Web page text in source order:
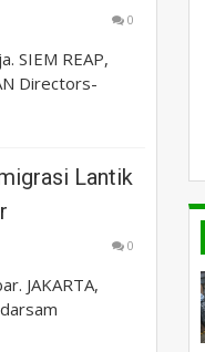
0
SIEM REAP,
Directors-
Lantik
0
JAKARTA,